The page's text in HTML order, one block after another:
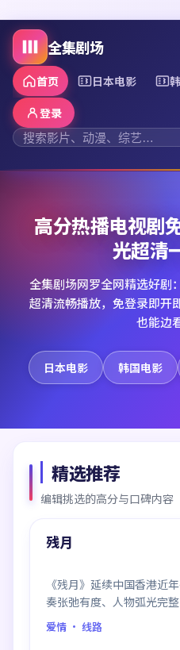
全集剧场
首页 日本电影
登录
高分热播电视剧
光超清
全集剧场网罗全网精选好剧
超清流畅播放，免登录即开
也能边
日本电影 韩国电影
精选推荐
编辑挑选的高分与口碑内容
精选
残月
《残月》延续中国香港近
奏张弛有度、人物弧光完
格，是一部值得逐帧细看的
爱情 · 线路